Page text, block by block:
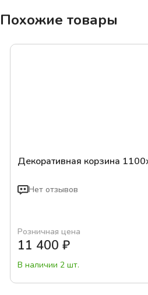
Похожие товары
Декоративная корзина
Нет отзывов
Розничная цена
11 400 ₽
В наличии 2 шт.